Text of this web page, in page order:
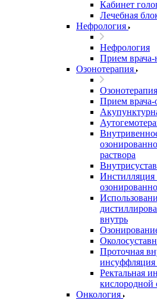
Кабинет
Лечебная
Нефрология
Нефрология
Прием врача-
Озонотерапия
Озонотерапия
Прием врача-
раствора
Инстилляция
внутрь
Проточная
Ректальная
кислородной
Онкология